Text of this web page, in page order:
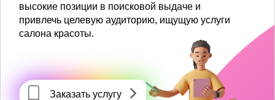
высокие позиции в поисковой выдаче и
привлечь целевую аудиторию, ищущую услуги
салона красоты.
Заказать услугу